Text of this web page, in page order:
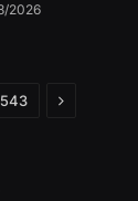
2026
Próximo